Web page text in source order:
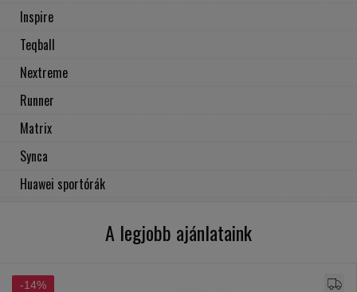
Inspire
Teqball
Nextreme
Runner
Matrix
Synca
Huawei sportórák
A legjobb ajánlataink
-14%